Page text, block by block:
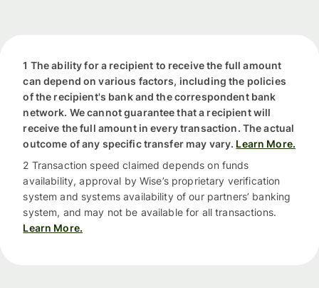
1 The ability for a recipient to receive the full amount
can depend on various factors, including the policies
of the recipient's bank and the correspondent bank
network. We cannot guarantee that a recipient will
receive the full amount in every transaction. The actual
outcome of any specific transfer may vary. Learn More.
2 Transaction speed claimed depends on funds
availability, approval by Wise’s proprietary verification
system and systems availability of our partners’ banking
system, and may not be available for all transactions.
Learn More.